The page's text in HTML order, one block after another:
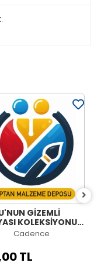
GİZEMLİ
KOLEKSİYONU
60X84CM
Cadence
TL